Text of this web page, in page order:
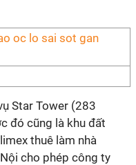
Star Tower (283
đó cũng là khu đất
thuê làm nhà
cho phép công ty